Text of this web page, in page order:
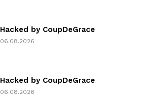
Hacked by CoupDeGrace
06.08.2026
Hacked by CoupDeGrace
06.08.2026